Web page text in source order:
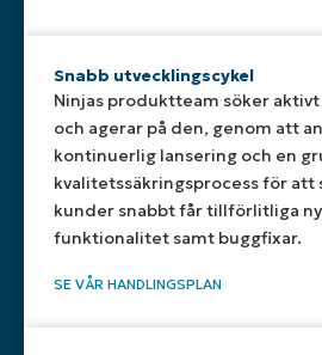
Snabb utvecklingscykel
Ninjas produktteam söker
och agerar på den, genom att
kontinuerlig lansering och en
kvalitetssäkringsprocess för att
kunder snabbt får tillförlitliga
funktionalitet samt buggfixar.
SE VÅR HANDLINGSPLAN